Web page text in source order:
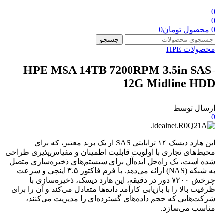
0
0
0 محصول تومان0
جستجو
محصولات HPE
HPE MSA 14TB 7200RPM 3.5in SAS-
12G Midline HDD
ارسال توسط
0
این هارد دیسک ۱۴ ترابایتی SAS از یک برند معتبر، که برای
محیط‌های تجاری با اولویت قابلیت اطمینان و مقیاس‌پذیری طراحی
شده است، یک راه‌حل ایده‌آل برای سیستم‌های ذخیره‌سازی متصل
به شبکه (NAS) ارائه می‌دهد. با فرم فاکتور ۳.۵ اینچی و سرعت
چرخش ۷۲۰۰ دور در دقیقه، این هارد دیسک، ذخیره‌سازی با
ظرفیت بالا را با بازیابی کارآمد داده‌ها متعادل می‌کند و آن را برای
شرکت‌هایی که حجم داده‌های گسترده‌ای را مدیریت می‌کنند،
مناسب می‌سازد.